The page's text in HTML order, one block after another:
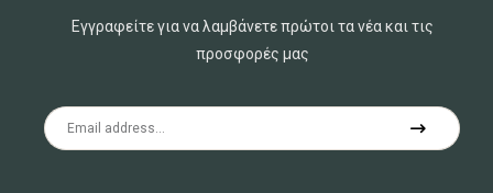
Εγγραφείτε για να λαμβάνετε πρώτοι τα νέα και τις
προσφορές μας